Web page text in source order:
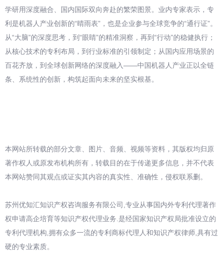
学研用深度融合、国内国际双向奔赴的繁荣图景。业内专家表示，专
利是机器人产业创新的“晴雨表”，也是企业参与全球竞争的“通行证”。
从“大脑”的深度思考，到“眼睛”的精准洞察，再到“行动”的稳健执行；
从核心技术的专利布局，到行业标准的引领制定；从国内应用场景的
百花齐放，到全球创新网络的深度融入——中国机器人产业正以全链
条、系统性的创新，构筑起面向未来的坚实根基。
本网站所转载的部分文章、图片、音频、视频等资料，其版权均归原
著作权人或原发布机构所有，转载目的在于传递更多信息，并不代表
本网站赞同其观点或证实其内容的真实性、准确性，侵权联系删。
苏州优知汇知识产权咨询服务有限公司,专业从事国内外专利代理著作
权申请高企培育等知识产权代理业务.是经国家知识产权局批准设立的
专利代理机构,拥有众多一流的专利商标代理人和知识产权律师,具有过
硬的专业素质。